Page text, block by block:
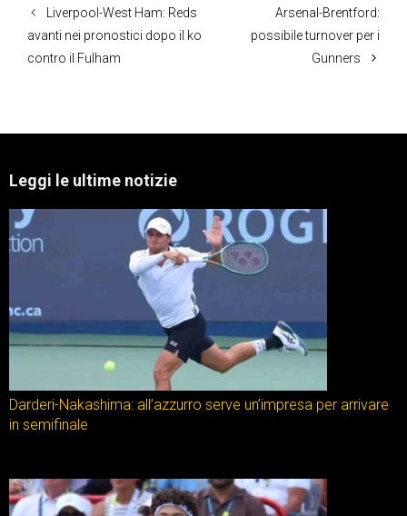
Liverpool-West Ham: Reds
avanti nei pronostici dopo il ko
contro il Fulham
Arsenal-Brentford:
possibile turnover per i
Gunners
Leggi le ultime notizie
Darderi-Nakashima: all’azzurro serve un’impresa per arrivare
in semifinale